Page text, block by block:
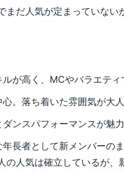
まだ人気が定まっていな
が高く、MCやバラエティ
。落ち着いた雰囲気が大
ンスパフォーマンスが魅
長者として新メンバーの
人気は確立しているが、